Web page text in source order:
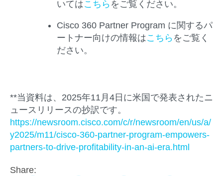
いてはこちら をご覧ください。
Cisco 360 Partner Program に関するパ
ートナー向けの情報はこちら をご覧く
ださい。
**当資料は、2025年11月4日に米国で発表されたニ
ュースリリースの抄訳です。
https://newsroom.cisco.com/c/r/newsroom/en/us/a/
y2025/m11/cisco-360-partner-program-empowers-
partners-to-drive-profitability-in-an-ai-era.html
Share: